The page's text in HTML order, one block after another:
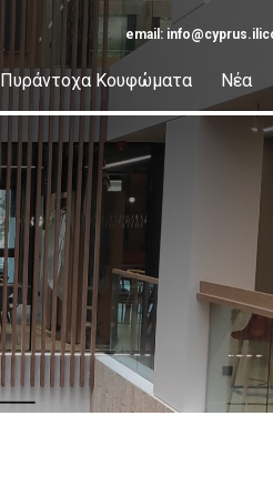
email:
Πυράντοχα Κουφώματα Νέα